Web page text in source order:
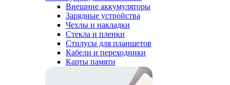
Внешние аккумуляторы
Зарядные устройства
Чехлы и накладки
Стекла и пленки
Стилусы для планшетов
Кабели и переходники
Карты памяти